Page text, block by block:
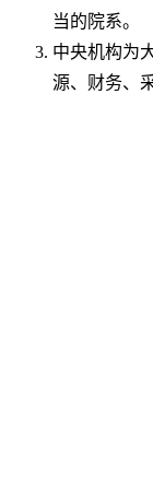
当的院系。
中央机构为
源、财务、